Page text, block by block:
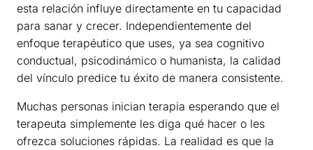
esta relación influye directamente en tu capacidad
para sanar y crecer. Independientemente del
enfoque terapéutico que uses, ya sea cognitivo
conductual, psicodinámico o humanista, la calidad
del vínculo predice tu éxito de manera consistente.
Muchas personas inician terapia esperando que el
terapeuta simplemente les diga qué hacer o les
ofrezca soluciones rápidas. La realidad es que la